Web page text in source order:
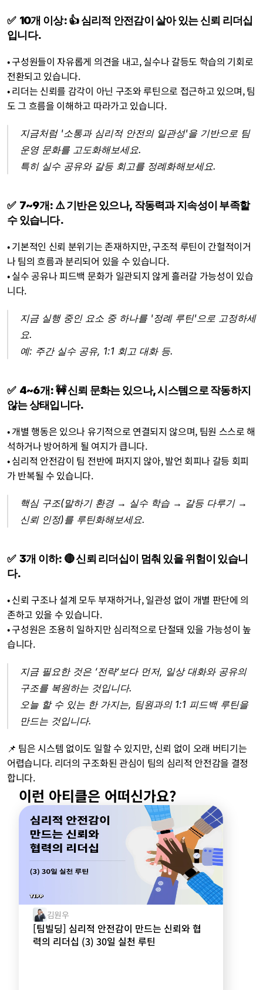
✅  10개 이상: 👍 심리적 안전감이 살아 있는 신뢰 리더십
입니다.
• 구성원들이 자유롭게 의견을 내고, 실수나 갈등도 학습의 기회로
전환되고 있습니다.
• 리더는 신뢰를 감각이 아닌 구조와 루틴으로 접근하고 있으며, 팀
도 그 흐름을 이해하고 따라가고 있습니다.
지금처럼 '소통과 심리적 안전의 일관성'을 기반으로 팀
운영 문화를 고도화해보세요.
특히 실수 공유와 갈등 회고를 정례화해보세요.
✅  7~9개: ⚠️ 기반은 있으나, 작동력과 지속성이 부족할
수 있습니다.
• 기본적인 신뢰 분위기는 존재하지만, 구조적 루틴이 간헐적이거
나 팀의 흐름과 분리되어 있을 수 있습니다.
• 실수 공유나 피드백 문화가 일관되지 않게 흘러갈 가능성이 있습
니다.
지금 실행 중인 요소 중 하나를 '정례 루틴'으로 고정하세
요.
예: 주간 실수 공유, 1:1 회고 대화 등.
✅  4~6개: 🚧 신뢰 문화는 있으나, 시스템으로 작동하지
않는 상태입니다.
• 개별 행동은 있으나 유기적으로 연결되지 않으며, 팀원 스스로 해
석하거나 방어하게 될 여지가 큽니다.
• 심리적 안전감이 팀 전반에 퍼지지 않아, 발언 회피나 갈등 회피
가 반복될 수 있습니다.
핵심 구조(말하기 환경 → 실수 학습 → 갈등 다루기 →
신뢰 인정)를 루틴화해보세요.
✅  3개 이하: 🔴 신뢰 리더십이 멈춰 있을 위험이 있습니
다.
• 신뢰 구조나 설계 모두 부재하거나, 일관성 없이 개별 판단에 의
존하고 있을 수 있습니다.
• 구성원은 조용히 일하지만 심리적으로 단절돼 있을 가능성이 높
습니다.
지금 필요한 것은 ‘전략’보다 먼저, 일상 대화와 공유의
구조를 복원하는 것입니다.
오늘 할 수 있는 한 가지는, 팀원과의 1:1 피드백 루틴을
만드는 것입니다.
📌 팀은 시스템 없이도 일할 수 있지만, 신뢰 없이 오래 버티기는
어렵습니다. 리더의 구조화된 관심이 팀의 심리적 안전감을 결정
합니다.
이런 아티클은 어떠신가요?
김원우
[팀빌딩] 심리적 안전감이 만드는 신뢰와 협
력의 리더십 (3) 30일 실천 루틴